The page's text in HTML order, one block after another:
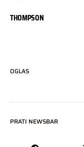
THOMPSON
OGLAS
PRATI NEWSBAR